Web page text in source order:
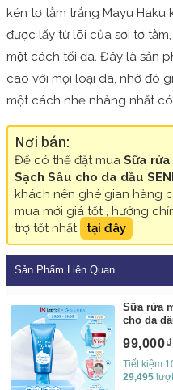
kén tơ tằm trắng Mayu Haku
được lấy từ lõi của sợi tơ
một cách tối đa. Đây là sản
cao với mọi loại da, nhờ đó
một cách nhẹ nhàng nhất có
Nơi bán:
Để có thể đặt mua Sữa
Sạch Sâu cho da dầu
khách nên ghé gian hàng
mua mới giá tốt , hưởng
trợ tốt nhất
tại đây
Sản Phẩm Liên Quan
Sữa rửa
cho da
99,000
Tiết kiệm
29,495